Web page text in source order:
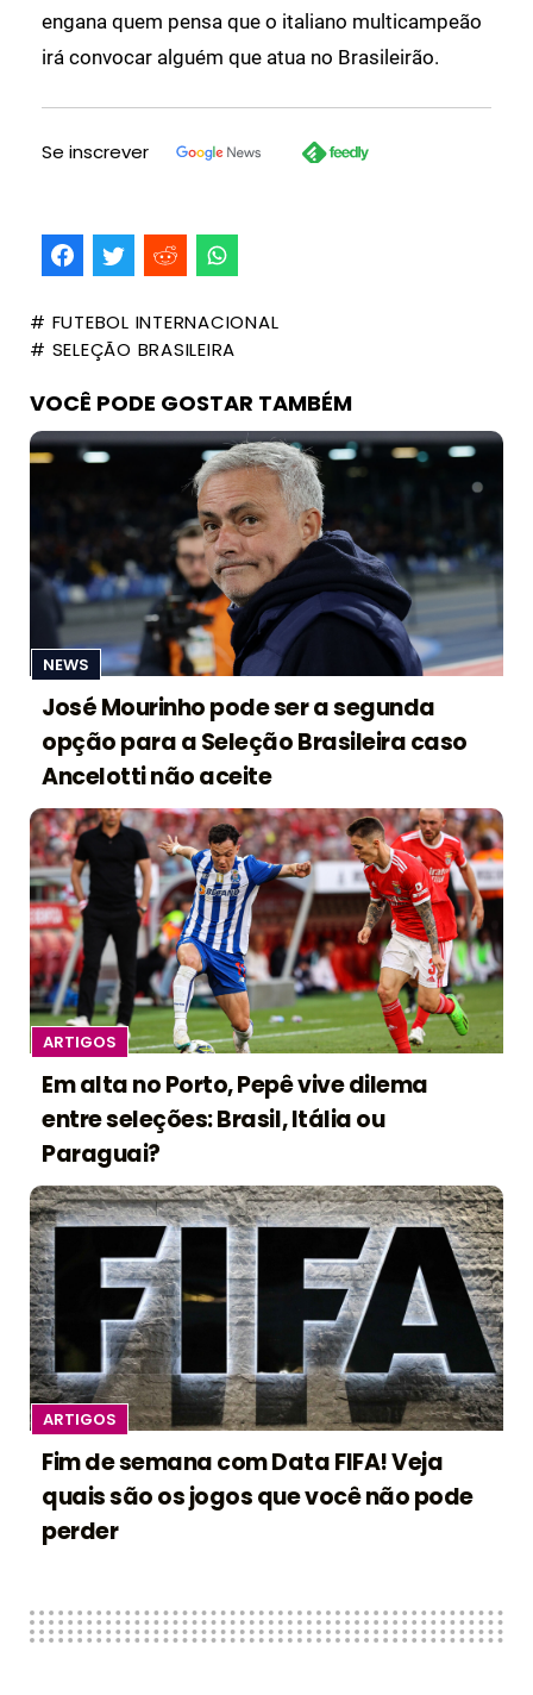
engana quem pensa que o italiano multicampeão
irá convocar alguém que atua no Brasileirão.
Se inscrever
# FUTEBOL INTERNACIONAL
# SELEÇÃO BRASILEIRA
VOCÊ PODE GOSTAR TAMBÉM
NEWS
José Mourinho pode ser a segunda
opção para a Seleção Brasileira caso
Ancelotti não aceite
ARTIGOS
Em alta no Porto, Pepê vive dilema
entre seleções: Brasil, Itália ou
Paraguai?
ARTIGOS
Fim de semana com Data FIFA! Veja
quais são os jogos que você não pode
perder